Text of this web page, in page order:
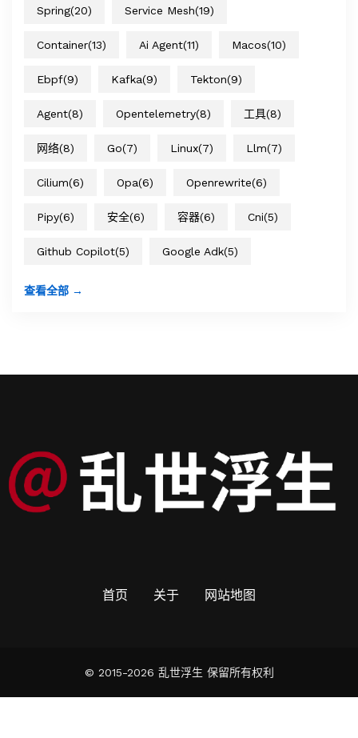
Spring(20) Service Mesh(19)
Container(13) Ai Agent(11) Macos(10)
Ebpf(9) Kafka(9) Tekton(9)
Agent(8) Opentelemetry(8) 工具(8)
网络(8) Go(7) Linux(7) Llm(7)
Cilium(6) Opa(6) Openrewrite(6)
Pipy(6) 安全(6) 容器(6) Cni(5)
Github Copilot(5) Google Adk(5)
查看全部 →
首页 关于 网站地图
© 2015-2026 乱世浮生 保留所有权利